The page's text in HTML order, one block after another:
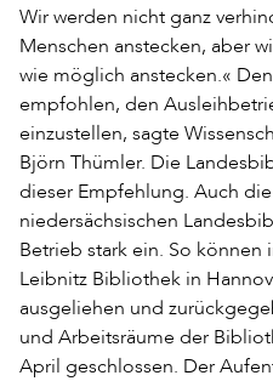
Wir werden nicht ganz
Menschen anstecken, aber
wie möglich anstecken.«
empfohlen, den
einzustellen, sagte
Björn Thümler. Die
dieser Empfehlung. Auch
niedersächsischen
Betrieb stark ein. So
Leibnitz Bibliothek in
ausgeliehen und
und Arbeitsräume der
April geschlossen. Der